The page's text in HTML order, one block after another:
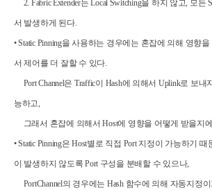
2. Fabric Extender는Local Switching을 하지 않고, 모든
서 발생하게 된다.
• Static Pinning을 사용하는 경우에는 혼잡에 의해 영향을
서 제어를 더 잘할 수 있다.
Port Channel은 Traffic이 Hash에 의해서 Uplink로 보내
능하고,
그래서 혼잡에 의해서Host에 영향을 어떻게 받을지
• Static Pinning은Host별로 직접 Port 지정이 가능하기 때
이 발생하지 않도록Port 구성을 분배할 수 있으나,
PortChannel의 경우에는 Hash 함수에 의해 자동지정이